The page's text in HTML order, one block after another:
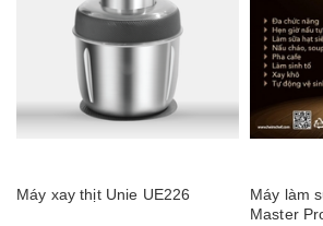
Máy xay thịt Unie UE226
Máy làm
Master